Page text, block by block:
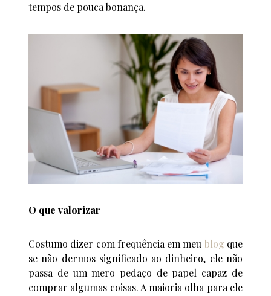
tempos de pouca bonança.
O que valorizar
Costumo dizer com frequência em meu blog que
se não dermos significado ao dinheiro, ele não
passa de um mero pedaço de papel capaz de
comprar algumas coisas. A maioria olha para ele